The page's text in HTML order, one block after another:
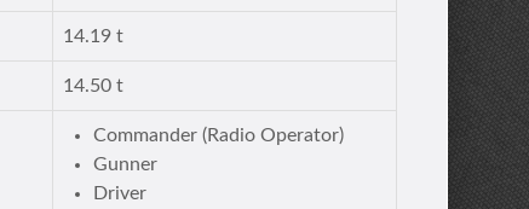
14.19 t
14.50 t
Commander (Radio Operator)
Gunner
Driver